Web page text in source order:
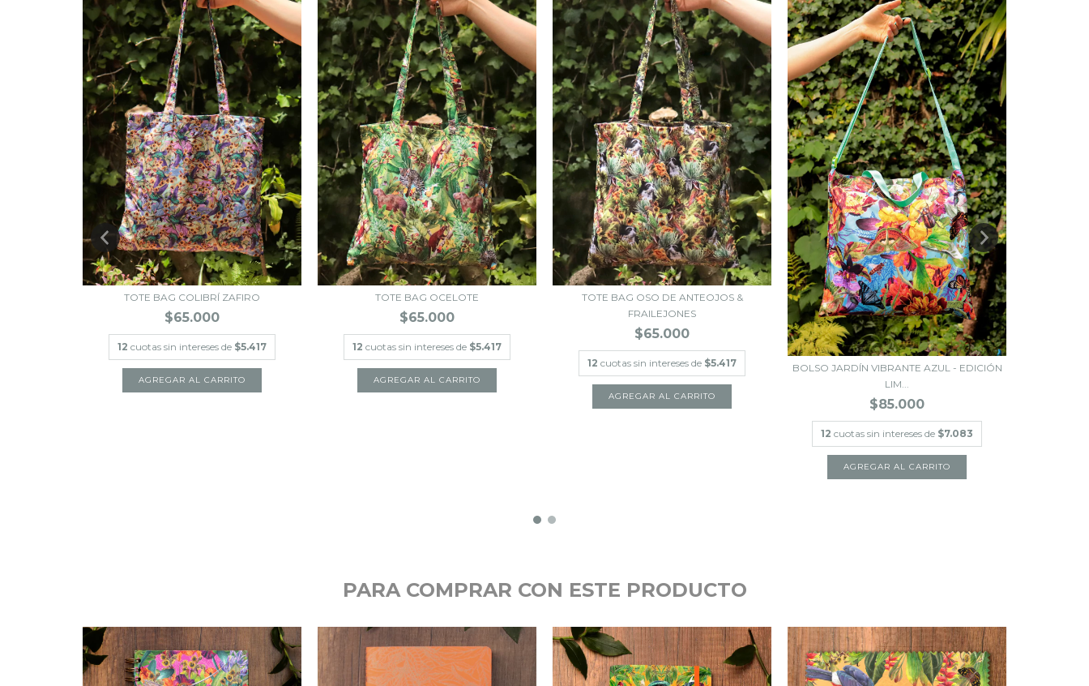
TOTE BAG COLIBRÍ ZAFIRO
$65.000
12 cuotas sin intereses de $5.417
TOTE BAG OCELOTE
$65.000
12 cuotas sin intereses de $5.417
TOTE BAG OSO DE ANTEOJOS &
FRAILEJONES
$65.000
12 cuotas sin intereses de $5.417
BOLSO JARDÍN VIBRANTE AZUL - EDICIÓN
LIM...
$85.000
12 cuotas sin intereses de $7.083
PARA COMPRAR CON ESTE PRODUCTO